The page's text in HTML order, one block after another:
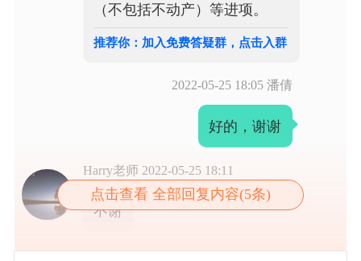
（不包括不动产）等进项。
推荐你：加入免费答疑群，点击入群
2022-05-25 18:05 潘倩
好的，谢谢
Harry老师 2022-05-25 18:11
不谢
点击查看 全部回复内容(5条)